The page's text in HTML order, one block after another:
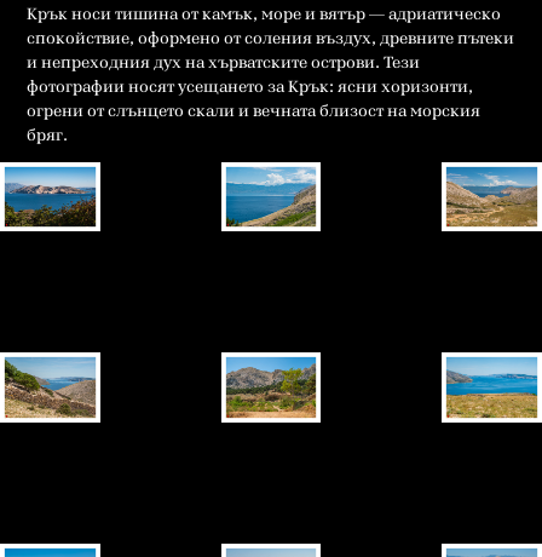
Крък носи тишина от камък, море и вятър — адриатическо
спокойствие, оформено от соления въздух, древните пътеки
и непреходния дух на хърватските острови. Тези
фотографии носят усещането за Крък: ясни хоризонти,
огрени от слънцето скали и вечната близост на морския
бряг.